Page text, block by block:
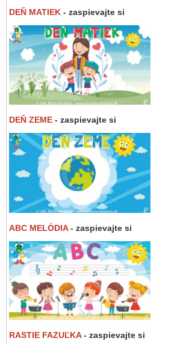
DEŇ MATIEK - zaspievajte si
DEŇ ZEME - zaspievajte si
ABC MELÓDIA- zaspievajte si
RASTIE FAZUĽKA- zaspievajte si